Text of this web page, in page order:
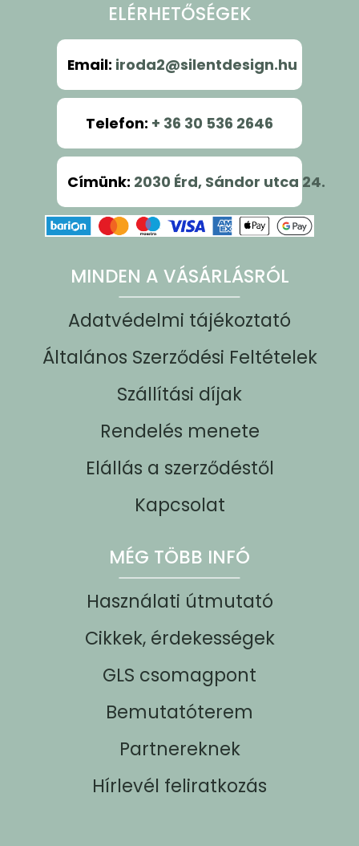
MINDEN A VÁSÁRLÁSRÓL
Adatvédelmi tájékoztató
Általános Szerződési Feltételek
Szállítási díjak
Rendelés menete
Elállás a szerződéstől
Kapcsolat
MÉG TÖBB INFÓ
Használati útmutató
Cikkek, érdekességek
GLS csomagpont
Bemutatóterem
Partnereknek
Hírlevél feliratkozás
ELÉRHETŐSÉGEK
Email: iroda2@silentdesign.hu
Telefon: + 36 30 536 2646
Címünk: 2030 Érd, Sándor utca 24.